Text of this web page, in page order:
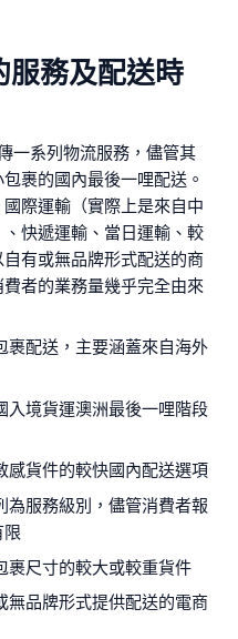
務及配送時
一系列物流服務，儘管其
裹的國內最後一哩配送。
際運輸（實際上是來自中
快遞運輸、當日運輸、較
有或無品牌形式配送的商
者的業務量幾乎完全由來
裹配送，主要涵蓋來自海外
入境貨運澳洲最後一哩階段
感貨件的較快國內配送選項
為服務級別，儘管消費者報
裹尺寸的較大或較重貨件
無品牌形式提供配送的電商